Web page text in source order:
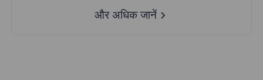
और अधिक जानें